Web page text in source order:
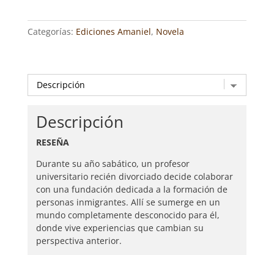
Categorías: Ediciones Amaniel, Novela
Descripción
RESEÑA
Durante su año sabático, un profesor
universitario recién divorciado decide colaborar
con una fundación dedicada a la formación de
personas inmigrantes. Allí se sumerge en un
mundo completamente desconocido para él,
donde vive experiencias que cambian su
perspectiva anterior.